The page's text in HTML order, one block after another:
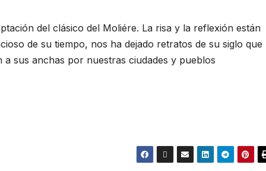
del clásico del Moliére. La risa y la reflexión están
de su tiempo, nos ha dejado retratos de su siglo que
sus anchas por nuestras ciudades y pueblos